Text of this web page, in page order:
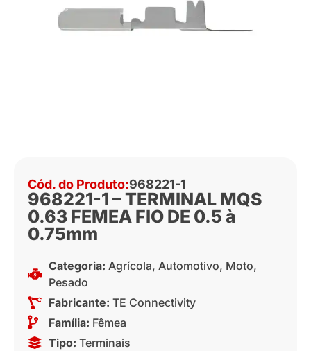
Cód. do Produto:968221-1
968221-1 – TERMINAL MQS
0.63 FEMEA FIO DE 0.5 à
0.75mm
Categoria: Agrícola, Automotivo, Moto,
Pesado
Fabricante: TE Connectivity
Família: Fêmea
Tipo: Terminais